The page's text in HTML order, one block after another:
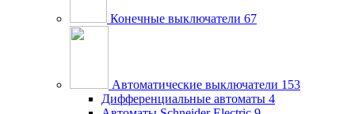
Конечные выключатели 67
Автоматические выключатели 153
Дифференциальные автоматы 4